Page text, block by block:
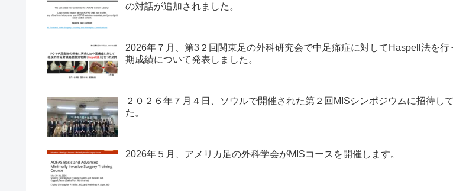
の対話が追加されました。
2026年７月、第3２回関東足の外科研究会で中足痛症に対してHaspell法を行
期成績について発表しました。
２０２６年７月４日、ソウルで開催された第２回MISシンポジウムに招待し
た。
2026年５月、アメリカ足の外科学会がMISコースを開催します。